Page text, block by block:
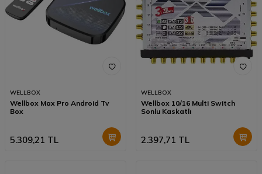
WELLBOX
Wellbox Max Pro Android Tv
Box
5.309,21 TL
WELLBOX
Wellbox 10/16 Multi Switch
Sonlu Kaskatlı
2.397,71 TL